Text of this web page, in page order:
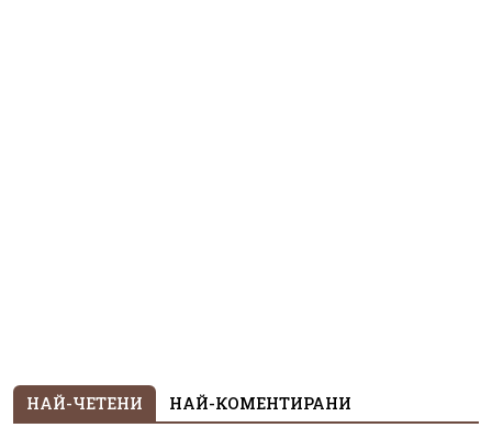
НАЙ-ЧЕТЕНИ НАЙ-КОМЕНТИРАНИ